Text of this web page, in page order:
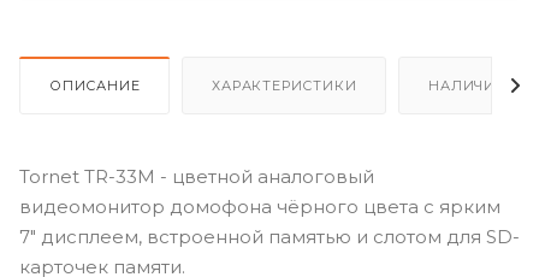
ОПИСАНИЕ ХАРАКТЕРИСТИКИ НАЛИЧИЕ
Tornet TR-33M - цветной аналоговый
видеомонитор домофона чёрного цвета с ярким
7" дисплеем, встроенной памятью и слотом для SD-
карточек памяти.